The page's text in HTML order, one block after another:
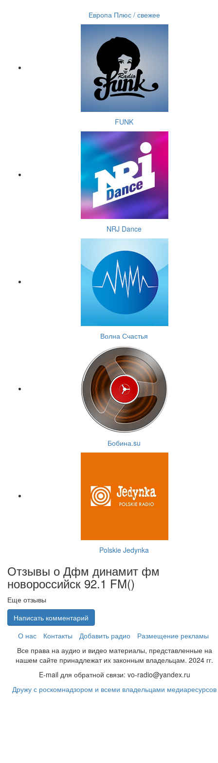
Европа Плюс / свежее
FUNK
NRJ Dance
Волна Счастья
Бобина.su
Polskie Jedynka
Отзывы о Дфм динамит фм
новороссийск 92.1 FM()
Еще отзывы
Написать комментарий
О нас
Контакты Добавить радио
Размещение рекламы
Все права на аудио и видео материалы, представленные на
нашем сайте принадлежат их законным владельцам. 2024 гг.
E-mail для обратной связи: vo-radio@yandex.ru
Дружу с роскомнадзором и всеми владельцами медиаресурсов